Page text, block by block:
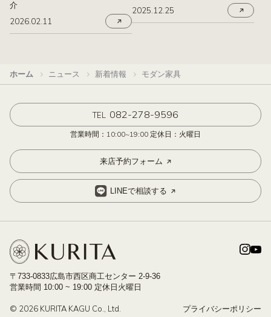
介
2026.02.11
2025.12.25
ホーム ニュース 新着情報 モダン家具
TEL 082-278-9596
営業時間：10:00~19:00 定休日：火曜日
来店予約フォーム
LINEで相談する
〒733-0833広島市西区商工センター 2-9-36
営業時間 10:00 ~ 19:00 定休日火曜日
プライバシーポリシー
© 2026 KURITA KAGU Co., Ltd.